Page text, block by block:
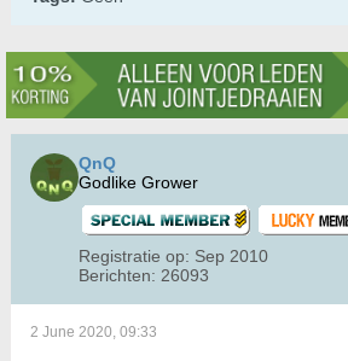
QnQ
Godlike Grower
Registratie op: Sep 2010
Berichten: 26093
2 June 2020, 09:33